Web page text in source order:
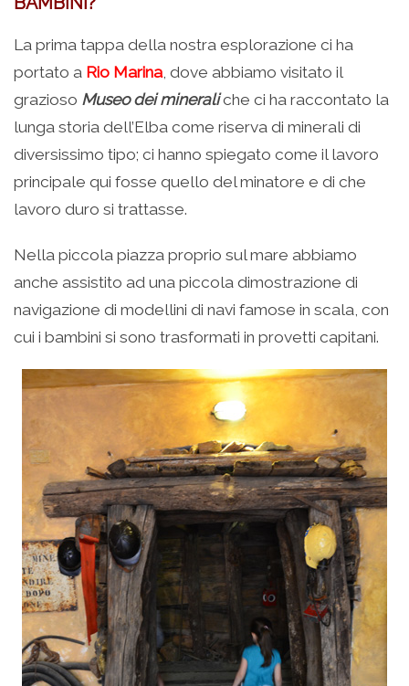
La prima tappa della nostra esplorazione ci ha
portato a Rio Marina, dove abbiamo visitato il
grazioso Museo dei mineraliche ci ha raccontato la
lunga storia dell’Elba come riserva di minerali di
diversissimo tipo; ci hanno spiegato come il lavoro
principale qui fosse quello del minatore e di che
lavoro duro si trattasse.
Nella piccola piazza proprio sul mare abbiamo
anche assistito ad una piccola dimostrazione di
navigazione di modellini di navi famose in scala, con
cui i bambini si sono trasformati in provetti capitani.